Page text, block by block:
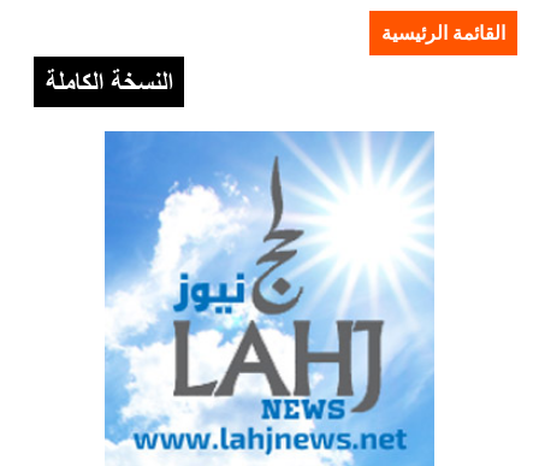
القائمة الرئيسية